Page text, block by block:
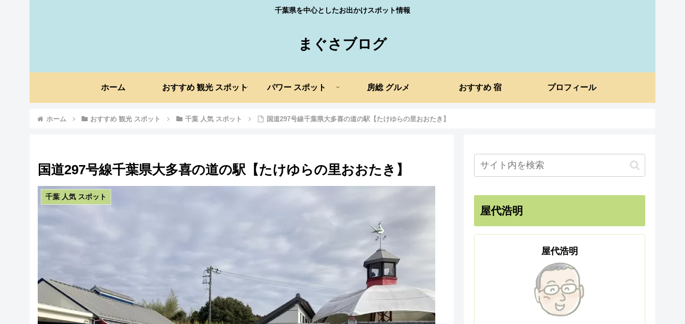
千葉県を中心としたお出かけスポット情報
まぐさブログ
ホーム おすすめ 観光 スポット パワー スポット 房総 グルメ おすすめ 宿 プロフィール
ホーム おすすめ 観光 スポット 千葉 人気 スポット 国道297号線千葉県大多喜の道の駅【たけゆらの里おおたき】
国道297号線千葉県大多喜の道の駅【たけゆらの里おおたき】
千葉 人気 スポット
屋代浩明
屋代浩明